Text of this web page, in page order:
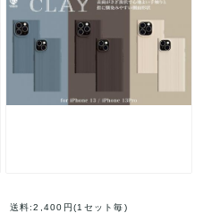
送料:2,400円(1セット毎)